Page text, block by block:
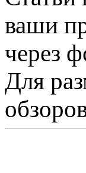
ваши
через
Для